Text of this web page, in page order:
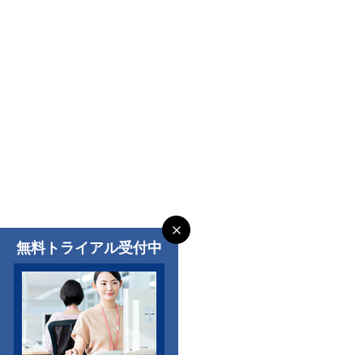
無料トライアル受付中